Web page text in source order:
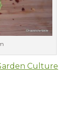
Culture